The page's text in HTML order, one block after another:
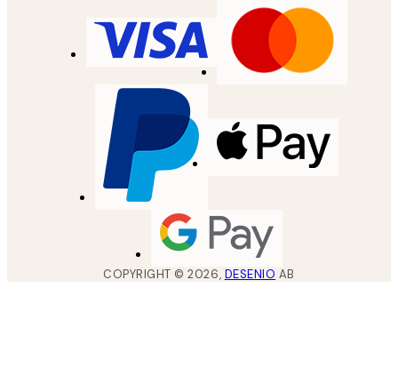
COPYRIGHT ©2026, DESENIO AB